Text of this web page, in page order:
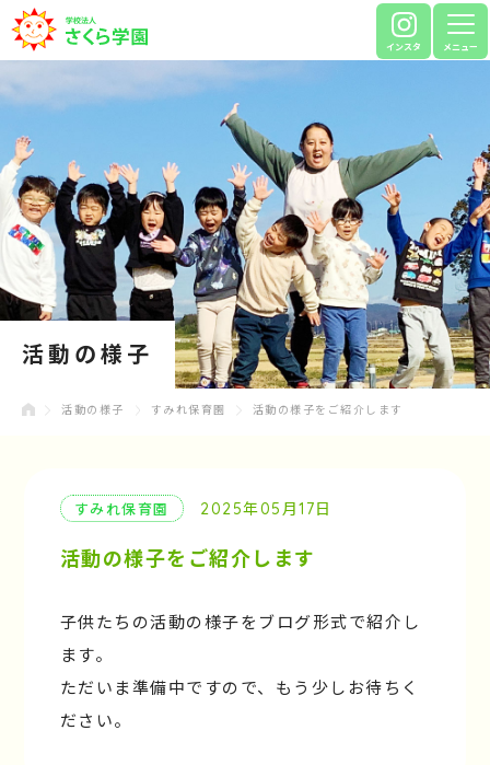
インスタ メニュー
活動の様子
活動の様子 すみれ保育園 活動の様子をご紹介します
すみれ保育園 2025年05月17日
活動の様子をご紹介します
子供たちの活動の様子をブログ形式で紹介し
ます。
ただいま準備中ですので、もう少しお待ちく
ださい。